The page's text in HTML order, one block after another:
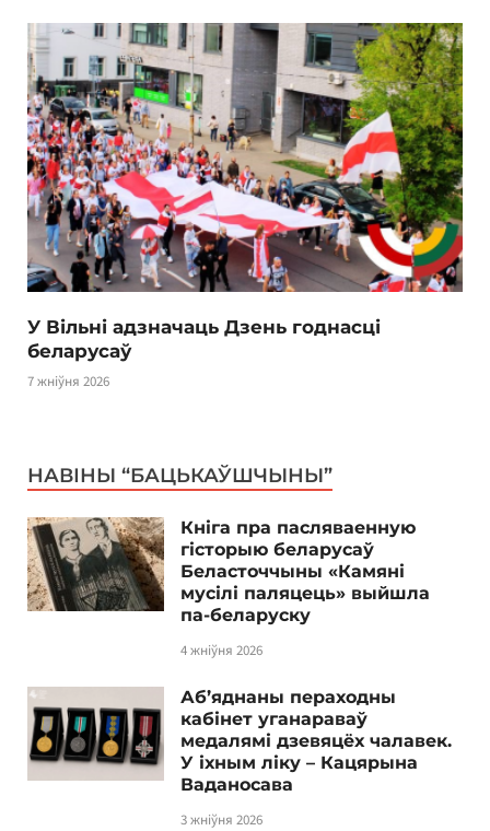
У Вільні адзначаць Дзень годнасці
беларусаў
7 жніўня 2026
НАВІНЫ “БАЦЬКАЎШЧЫНЫ”
Кніга пра пасляваенную
гісторыю беларусаў
Беласточчыны «Камяні
мусілі паляцець» выйшла
па-беларуску
4 жніўня 2026
Аб’яднаны пераходны
кабінет уганараваў
медалямі дзевяцёх чалавек.
У іхным ліку – Кацярына
Ваданосава
3 жніўня 2026